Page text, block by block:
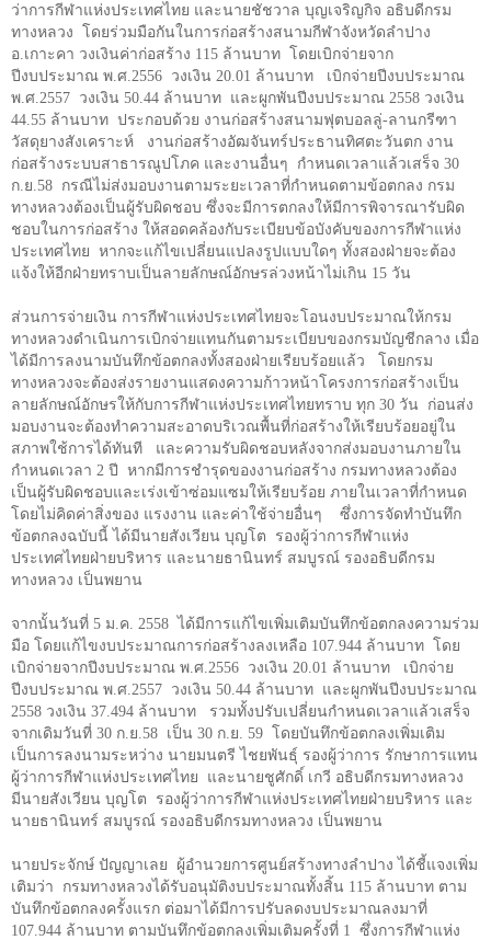
ว่าการกีฬาแห่งประเทศไทย และนายชัชวาล บุญเจริญกิจ อธิบดีกรม
ทางหลวง โดยร่วมมือกันในการก่อสร้างสนามกีฬาจังหวัดลำปาง
อ.เกาะคา วงเงินค่าก่อสร้าง 115 ล้านบาท โดยเบิกจ่ายจาก
ปีงบประมาณ พ.ศ. 2556 วงเงิน 20.01 ล้านบาท เบิกจ่ายปีงบประมาณ
พ.ศ. 2557 วงเงิน 50.44 ล้านบาท และผูกพันปีงบประมาณ 2558 วงเงิน
44.55 ล้านบาท ประกอบด้วย งานก่อสร้างสนามฟุตบอลลู่-ลานกรีฑา
วัสดุยางสังเคราะห์ งานก่อสร้างอัฒจันทร์ประธานทิศตะวันตก งาน
ก่อสร้างระบบสาธารณูปโภค และงานอื่นๆ กำหนดเวลาแล้วเสร็จ 30
ก.ย. 58 กรณีไม่ส่งมอบงานตามระยะเวลาที่กำหนดตามข้อตกลง กรม
ทางหลวงต้องเป็นผู้รับผิดชอบ ซึ่งจะมีการตกลงให้มีการพิจารณารับผิด
ชอบในการก่อสร้าง ให้สอดคล้องกับระเบียบข้อบังคับของการกีฬาแห่ง
ประเทศไทย หากจะแก้ไขเปลี่ยนแปลงรูปแบบใดๆ ทั้งสองฝ่ายจะต้อง
แจ้งให้อีกฝ่ายทราบเป็นลายลักษณ์อักษรล่วงหน้าไม่เกิน 15 วัน
ส่วนการจ่ายเงิน การกีฬาแห่งประเทศไทยจะโอนงบประมาณให้กรม
ทางหลวงดำเนินการเบิกจ่ายแทนกันตามระเบียบของกรมบัญชีกลาง เมื่อ
ได้มีการลงนามบันทึกข้อตกลงทั้งสองฝ่ายเรียบร้อยแล้ว โดยกรม
ทางหลวงจะต้องส่งรายงานแสดงความก้าวหน้าโครงการก่อสร้างเป็น
ลายลักษณ์อักษรให้กับการกีฬาแห่งประเทศไทยทราบ ทุก 30 วัน ก่อนส่ง
มอบงานจะต้องทำความสะอาดบริเวณพื้นที่ก่อสร้างให้เรียบร้อยอยู่ใน
สภาพใช้การได้ทันที และความรับผิดชอบหลังจากส่งมอบงานภายใน
กำหนดเวลา 2 ปี หากมีการชำรุดของงานก่อสร้าง กรมทางหลวงต้อง
เป็นผู้รับผิดชอบและเร่งเข้าซ่อมแซมให้เรียบร้อย ภายในเวลาที่กำหนด
โดยไม่คิดค่าสิ่งของ แรงงาน และค่าใช้จ่ายอื่นๆ ซึ่งการจัดทำบันทึก
ข้อตกลงฉบับนี้ ได้มีนายสังเวียน บุญโต รองผู้ว่าการกีฬาแห่ง
ประเทศไทยฝ่ายบริหาร และนายธานินทร์ สมบูรณ์ รองอธิบดีกรม
ทางหลวง เป็นพยาน
จากนั้นวันที่ 5 ม.ค. 2558 ได้มีการแก้ไขเพิ่มเติมบันทึกข้อตกลงความร่วม
มือ โดยแก้ไขงบประมาณการก่อสร้างลงเหลือ 107.944 ล้านบาท โดย
เบิกจ่ายจากปีงบประมาณ พ.ศ.2556 วงเงิน 20.01 ล้านบาท เบิกจ่าย
ปีงบประมาณ พ.ศ.2557 วงเงิน 50.44 ล้านบาท และผูกพันปีงบประมาณ
2558 วงเงิน 37.494 ล้านบาท รวมทั้งปรับเปลี่ยนกำหนดเวลาแล้วเสร็จ
จากเดิมวันที่ 30 ก.ย. 58 เป็น 30 ก.ย. 59 โดยบันทึกข้อตกลงเพิ่มเติม
เป็นการลงนามระหว่าง นายมนตรี ไชยพันธุ์ รองผู้ว่าการ รักษาการแทน
ผู้ว่าการกีฬาแห่งประเทศไทย และนายชูศักดิ์ เกวี อธิบดีกรมทางหลวง
มีนายสังเวียน บุญโต รองผู้ว่าการกีฬาแห่งประเทศไทยฝ่ายบริหาร และ
นายธานินทร์ สมบูรณ์ รองอธิบดีกรมทางหลวง เป็นพยาน
นายประจักษ์ ปัญญาเลย ผู้อำนวยการศูนย์สร้างทางลำปาง ได้ชี้แจงเพิ่ม
เติมว่า กรมทางหลวงได้รับอนุมัติงบประมาณทั้งสิ้น 115 ล้านบาท ตาม
บันทึกข้อตกลงครั้งแรก ต่อมาได้มีการปรับลดงบประมาณลงมาที่
107.944 ล้านบาท ตามบันทึกข้อตกลงเพิ่มเติมครั้งที่ 1
ซึ่งการกีฬาแห่ง